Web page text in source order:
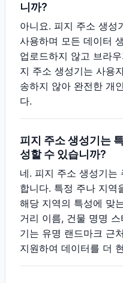
니까?
아니요. 피지 주소 생성
사용하며 모든 데이터
업로드하지 않고 브라
지 주소 생성기는 사용
송하지 않아 완전한 개
다.
피지 주소 생성기는
성할 수 있습니까?
네. 피지 주소 생성기는
합니다. 특정 주나 지역
해당 지역의 특성에 맞
거리 이름, 건물 명명
기는 유명 랜드마크 근
지원하여 데이터를 더